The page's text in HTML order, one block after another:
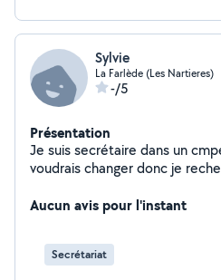
Sylvie
La Farlède (Les Nartieres)
-/5
Présentation
Je suis secrétaire dans un cmpea depuis 23 ans
voudrais changer donc je
1300 net mensuel . Merci pour
Aucun avis pour l'instant
Secrétariat